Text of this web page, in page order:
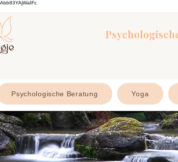
Psychologische Beratung Yoga